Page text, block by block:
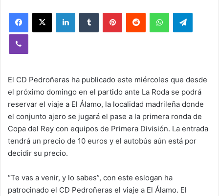
El CD Pedroñeras ha publicado este miércoles que desde
el próximo domingo en el partido ante La Roda se podrá
reservar el viaje a El Álamo, la localidad madrileña donde
el conjunto ajero se jugará el pase a la primera ronda de
Copa del Rey con equipos de Primera División. La entrada
tendrá un precio de 10 euros y el autobús aún está por
decidir su precio.
“Te vas a venir, y lo sabes”, con este eslogan ha
patrocinado el CD Pedroñeras el viaje a El Álamo. El